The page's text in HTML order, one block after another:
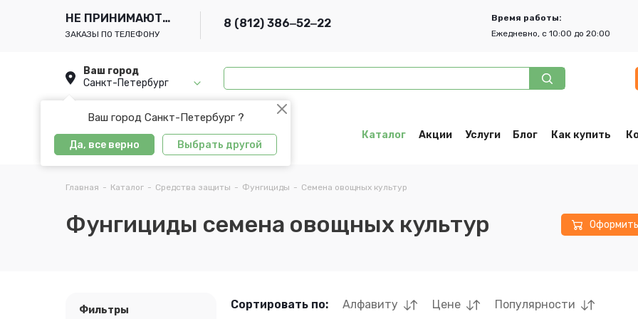
НЕ ПРИНИМАЮТСЯ
ЗАКАЗЫ ПО ТЕЛЕФОНУ
8 (812) 386‒52‒22
Время работы:
Ежедневно, с 10:00 до 20:00
Ваш город
Санкт-Петербург
Ваш город Санкт-Петербург ?
Да, все верно Выбрать другой
Каталог Акции Услуги Блог Как купить
Главная - Каталог - Средства защиты - Фунгициды - Семена овощных культур
Фунгициды семена овощных культур Оформить
Фильтры Сортировать по: Алфавиту Цене Популярности